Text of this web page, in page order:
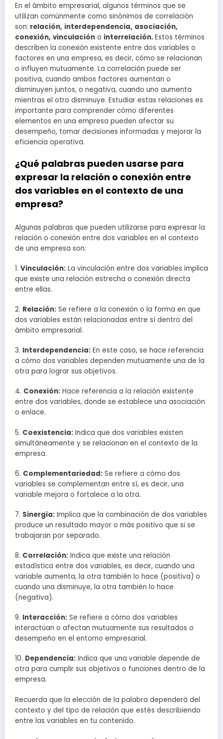
En el ámbito empresarial, algunos términos que se
utilizan comúnmente como sinónimos de correlación
son: relación, interdependencia, asociación,
conexión, vinculación o interrelación.Estos términos
describen la conexión existente entre dos variables o
factores en una empresa, es decir, cómo se relacionan
o influyen mutuamente. La correlación puede ser
positiva, cuando ambos factores aumentan o
disminuyen juntos, o negativa, cuando uno aumenta
mientras el otro disminuye. Estudiar estas relaciones es
importante para comprender cómo diferentes
elementos en una empresa pueden afectar su
desempeño, tomar decisiones informadas y mejorar la
eficiencia operativa.
¿Qué palabras pueden usarse para
expresar la relación o conexión entre
dos variables en el contexto de una
empresa?
Algunas palabras que pueden utilizarse para expresar la
relación o conexión entre dos variables en el contexto
de una empresa son:
1. Vinculación: La vinculación entre dos variables implica
que existe una relación estrecha o conexión directa
entre ellas.
2. Relación: Se refiere a la conexión o la forma en que
dos variables están relacionadas entre sí dentro del
ámbito empresarial.
3. Interdependencia: En este caso, se hace referencia
a cómo dos variables dependen mutuamente una de la
otra para lograr sus objetivos.
4. Conexión: Hace referencia a la relación existente
entre dos variables, donde se establece una asociación
o enlace.
5. Coexistencia: Indica que dos variables existen
simultáneamente y se relacionan en el contexto de la
empresa.
6. Complementariedad: Se refiere a cómo dos
variables se complementan entre sí, es decir, una
variable mejora o fortalece a la otra.
7. Sinergia: Implica que la combinación de dos variables
produce un resultado mayor o más positivo que si se
trabajaran por separado.
8. Correlación: Indica que existe una relación
estadística entre dos variables, es decir, cuando una
variable aumenta, la otra también lo hace (positiva) o
cuando una disminuye, la otra también lo hace
(negativa).
9. Interacción: Se refiere a cómo dos variables
interactúan o afectan mutuamente sus resultados o
desempeño en el entorno empresarial.
10. Dependencia: Indica que una variable depende de
otra para cumplir sus objetivos o funciones dentro de la
empresa.
Recuerda que la elección de la palabra dependerá del
contexto y del tipo de relación que estés describiendo
entre las variables en tu contenido.